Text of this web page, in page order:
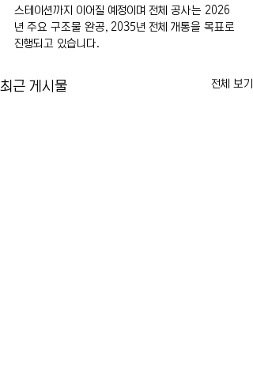
스테이션까지 이어질 예정이며 전체 공사는 2026
년 주요 구조물 완공, 2035년 전체 개통을 목표로
진행되고 있습니다.
최근 게시물 전체 보기